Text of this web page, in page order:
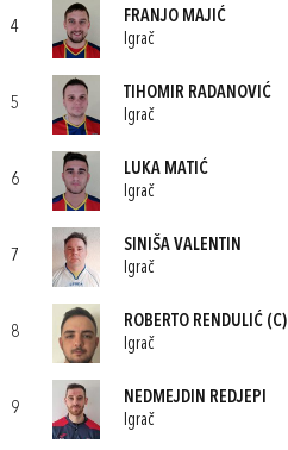
4
FRANJO MAJIĆ
Igrač
5
TIHOMIR RADANOVIĆ
Igrač
6
LUKA MATIĆ
Igrač
7
SINIŠA VALENTIN
Igrač
8
ROBERTO RENDULIĆ (C)
Igrač
9
NEDMEJDIN REDJEPI
Igrač